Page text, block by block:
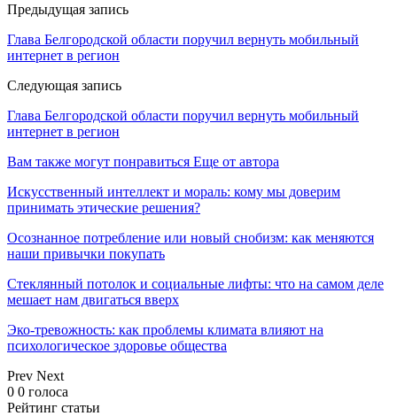
Предыдущая запись
Глава Белгородской области поручил вернуть мобильный
интернет в регион
Следующая запись
Глава Белгородской области поручил вернуть мобильный
интернет в регион
Вам также могут понравиться Еще от автора
Искусственный интеллект и мораль: кому мы доверим
принимать этические решения?
Осознанное потребление или новый снобизм: как меняются
наши привычки покупать
Стеклянный потолок и социальные лифты: что на самом деле
мешает нам двигаться вверх
Эко-тревожность: как проблемы климата влияют на
психологическое здоровье общества
Prev Next
0 0 голоса
Рейтинг статьи